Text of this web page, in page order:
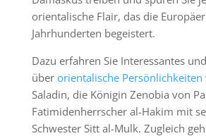
orientalische Flair, das die
Jahrhunderten begeistert.
Dazu erfahren Sie Interessantes
über orientalischePersönlichkeiten
Saladin, die Königin Zenobia von
Fatimidenherrscher al-Hakim mit
Schwester Sitt al-Mulk. Zugleich